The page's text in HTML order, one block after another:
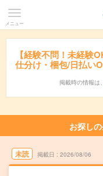
メニュー
【経験不問！未経験
仕分け・梱包/日払い
掲載時の情報は、
お探し
未読 掲載日 2026/08/06